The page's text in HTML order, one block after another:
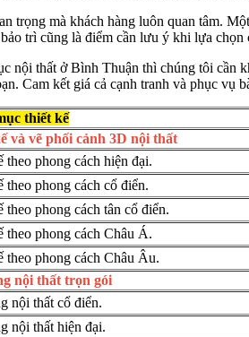
trọng mà khách hàng luôn quan tâm.
trì cũng là điểm cần lưu ý khi lựa chọn
nội thất ở Bình Thuận thì chúng tôi cần
Cam kết giá cả cạnh tranh và phục vụ
thiết kế
và vẽ phối cảnh 3D nội thất
theo phong cách hiện đại.
theo phong cách cổ điển.
theo phong cách tân cổ điển.
theo phong cách Châu Á.
theo phong cách Châu Âu.
nội thất trọn gói
nội thất cổ điển.
nội thất hiện đại.